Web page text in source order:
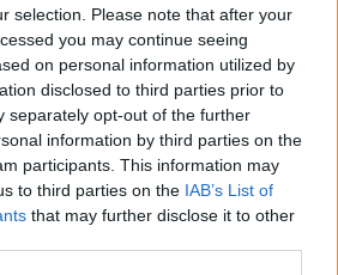
selection. Please note that after your
you may continue seeing
on personal information utilized by
disclosed to third parties prior to
separately opt-out of the further
information by third parties on the
participants. This information may
to third parties on the IAB’s List of
that may further disclose it to other